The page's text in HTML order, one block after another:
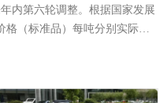
内第六轮调整。根据国家发展
（标准品）每吨分别实际上
定价机制施行以来单次调整幅